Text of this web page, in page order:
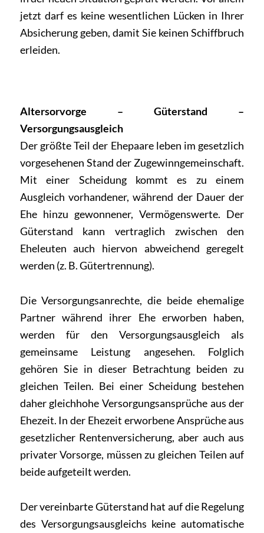
jetzt darf es keine wesentlichen Lücken in Ihrer
Absicherung geben, damit Sie keinen Schiffbruch
erleiden.
Altersorvorge – Güterstand –
Versorgungsausgleich
Der größte Teil der Ehepaare leben im gesetzlich
vorgesehenen Stand der Zugewinngemeinschaft.
Mit einer Scheidung kommt es zu einem
Ausgleich vorhandener, während der Dauer der
Ehe hinzu gewonnener, Vermögenswerte. Der
Güterstand kann vertraglich zwischen den
Eheleuten auch hiervon abweichend geregelt
werden (z. B. Gütertrennung).
Die Versorgungsanrechte, die beide ehemalige
Partner während ihrer Ehe erworben haben,
werden für den Versorgungsausgleich als
gemeinsame Leistung angesehen. Folglich
gehören Sie in dieser Betrachtung beiden zu
gleichen Teilen. Bei einer Scheidung bestehen
daher gleichhohe Versorgungsansprüche aus der
Ehezeit. In der Ehezeit erworbene Ansprüche aus
gesetzlicher Rentenversicherung, aber auch aus
privater Vorsorge, müssen zu gleichen Teilen auf
beide aufgeteilt werden.
Der vereinbarte Güterstand hat auf die Regelung
des Versorgungsausgleichs keine automatische